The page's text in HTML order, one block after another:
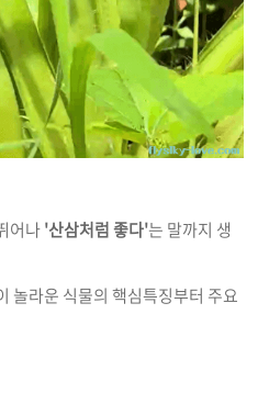
어나'산삼처럼 좋다'는 말까지 생
놀라운 식물의 핵심특징부터 주요